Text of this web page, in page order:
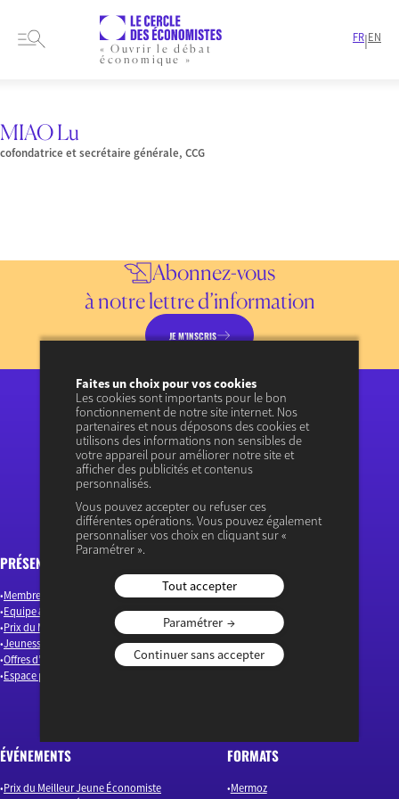
« Ouvrir le débat
économique »
FR|EN
MIAO Lu
cofondatrice et secrétaire générale, CCG
Abonnez-vous
à notre lettre d’information
JE M’INSCRIS
« Ouvrir le débat économique »
PRÉSENTATION
Membres & Auteurs
Equipe & Gouvernance
Prix du Meilleur Jeune Économiste
Jeunesse(s)
Offres d’emploi
Espace presse
Emploi & Compétences
Environnement & Energie
Finance
Industrie & Innovation
Macroéconomie
ÉVÉNEMENTS
Prix du Meilleur Jeune Économiste
FORMATS
Mermoz
Faites un choix pour vos cookies
Les cookies sont importants pour le bon
fonctionnement de notre site internet. Nos
partenaires et nous déposons des cookies et
utilisons des informations non sensibles de
votre appareil pour améliorer notre site et
afficher des publicités et contenus
personnalisés.
Vous pouvez accepter ou refuser ces
différentes opérations. Vous pouvez également
personnaliser vos choix en cliquant sur «
Paramétrer ».
Tout accepter
Paramétrer
Continuer sans accepter